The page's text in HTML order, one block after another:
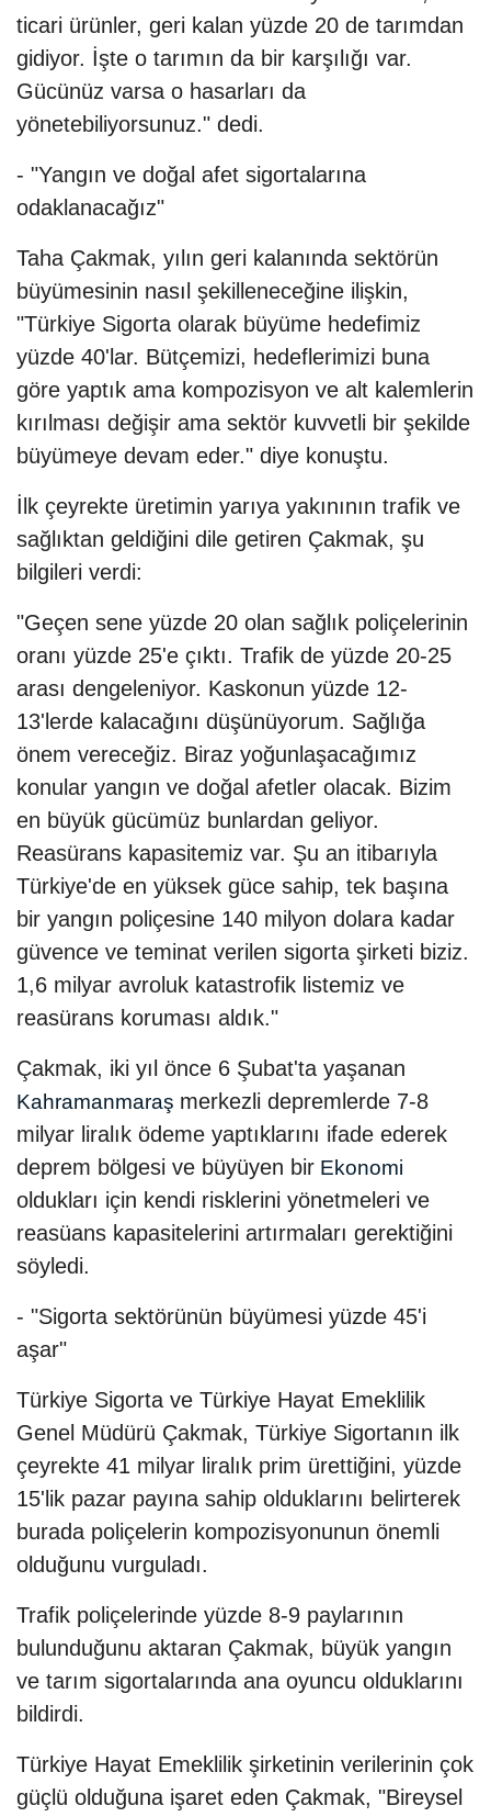
ticari ürünler, geri kalan yüzde 20 de tarımdan
gidiyor. İşte o tarımın da bir karşılığı var.
Gücünüz varsa o hasarları da
yönetebiliyorsunuz." dedi.
- "Yangın ve doğal afet sigortalarına
odaklanacağız"
Taha Çakmak, yılın geri kalanında sektörün
büyümesinin nasıl şekilleneceğine ilişkin,
"Türkiye Sigorta olarak büyüme hedefimiz
yüzde 40'lar. Bütçemizi, hedeflerimizi buna
göre yaptık ama kompozisyon ve alt kalemlerin
kırılması değişir ama sektör kuvvetli bir şekilde
büyümeye devam eder." diye konuştu.
İlk çeyrekte üretimin yarıya yakınının trafik ve
sağlıktan geldiğini dile getiren Çakmak, şu
bilgileri verdi:
"Geçen sene yüzde 20 olan sağlık poliçelerinin
oranı yüzde 25'e çıktı. Trafik de yüzde 20-25
arası dengeleniyor. Kaskonun yüzde 12-
13'lerde kalacağını düşünüyorum. Sağlığa
önem vereceğiz. Biraz yoğunlaşacağımız
konular yangın ve doğal afetler olacak. Bizim
en büyük gücümüz bunlardan geliyor.
Reasürans kapasitemiz var. Şu an itibarıyla
Türkiye'de en yüksek güce sahip, tek başına
bir yangın poliçesine 140 milyon dolara kadar
güvence ve teminat verilen sigorta şirketi biziz.
1,6 milyar avroluk katastrofik listemiz ve
reasürans koruması aldık."
Çakmak, iki yıl önce 6 Şubat'ta yaşanan
Kahramanmaraş merkezli depremlerde 7-8
milyar liralık ödeme yaptıklarını ifade ederek
deprem bölgesi ve büyüyen bir Ekonomi
oldukları için kendi risklerini yönetmeleri ve
reasüans kapasitelerini artırmaları gerektiğini
söyledi.
- "Sigorta sektörünün büyümesi yüzde 45'i
aşar"
Türkiye Sigorta ve Türkiye Hayat Emeklilik
Genel Müdürü Çakmak, Türkiye Sigortanın ilk
çeyrekte 41 milyar liralık prim ürettiğini, yüzde
15'lik pazar payına sahip olduklarını belirterek
burada poliçelerin kompozisyonunun önemli
olduğunu vurguladı.
Trafik poliçelerinde yüzde 8-9 paylarının
bulunduğunu aktaran Çakmak, büyük yangın
ve tarım sigortalarında ana oyuncu olduklarını
bildirdi.
Türkiye Hayat Emeklilik şirketinin verilerinin çok
güçlü olduğuna işaret eden Çakmak, "Bireysel